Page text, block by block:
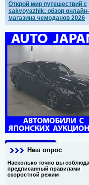
Открой мир путешествий с
sakvoyazhik: обзор онлайн-
магазина чемоданов 2026
Наш опрос
Насколько точно вы
предписанный правилами
скоростной режим